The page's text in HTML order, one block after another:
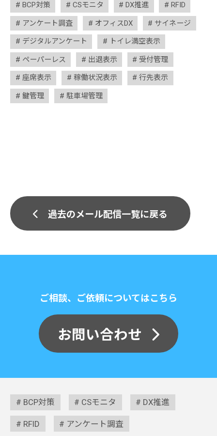
BCP対策 CSモニタ DX推進 RFID
アンケート調査 オフィスDX サイネージ
デジタルアンケート トイレ満空表示
ペーパーレス 出退表示 受付管理
座席表示 稼働状況表示 行先表示
鍵管理 駐車場管理
過去のメール配信一覧に戻る
ご相談、ご依頼についてはこちら
お問い合わせ
BCP対策 CSモニタ DX推進
RFID アンケート調査